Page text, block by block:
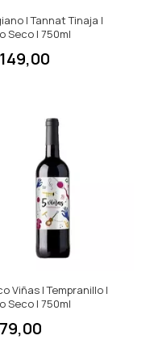
| Tannat Tinaja |
Seco | 750ml
Viñas | Tempranillo |
Seco | 750ml